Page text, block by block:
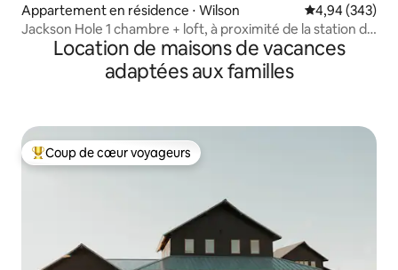
Appartement en résidence ⋅ Wilson Évaluation
4,94 (343)
Jackson Hole 1 chambre + loft, à proximité de la station de
Location de maisons de vacances
adaptées aux familles
Coups de cœur voyageurs les plus appréciés
Coup de cœur voyageurs